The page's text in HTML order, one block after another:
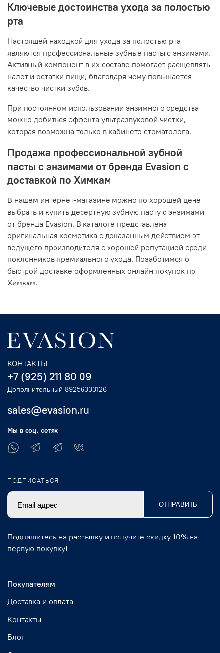
Ключевые достоинства ухода за полостью
рта
Настоящей находкой для ухода за полостью рта
являются профессиональные зубные пасты с энзимами.
Активный компонент в их составе помогает расщеплять
налет и остатки пищи, благодаря чему повышается
качество чистки зубов.
При постоянном использовании энзимного средства
можно добиться эффекта ультразвуковой чистки,
которая возможна только в кабинете стоматолога.
Продажа профессиональной зубной
пасты с энзимами от бренда Evasion с
доставкой по Химкам
В нашем интернет-магазине можно по хорошей цене
выбрать и купить десертную зубную пасту с энзимами
от бренда Evasion. В каталоге представлена
оригинальная косметика с доказанным действием от
ведущего производителя с хорошей репутацией среди
поклонников премиального ухода. Позаботимся о
быстрой доставке оформленных онлайн покупок по
Химкам.
Покупателям
Доставка и оплата
Контакты
Блог
КОНТАКТЫ
+7 (925) 211 80 09
Дополнительный 89256333126
sales@evasion.ru
Мы в соц. сетях
ПОДПИСАТЬСЯ
ОТПРАВИТЬ
Подпишитесь на рассылку и получите скидку 10% на
первую покупку!